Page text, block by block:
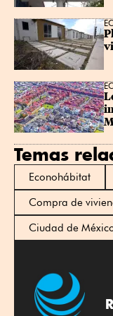
Temas
Econohábitat
Compra de
Ciudad de